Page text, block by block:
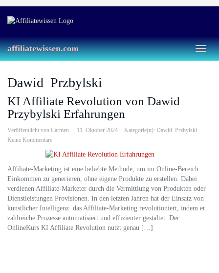
main
Toggle
affiliatewissen.com
Dawid Przbylski
KI Affiliate Revolution von Dawid
Przybylski Erfahrungen
Veröffentlicht von Carmen 11. Oktober 2024 Kategorie(n): Dawid Przbylski
Keine Kommentare
Affiliate-Marketing ist eine beliebte Methode, um im Online-Bereich
Einkommen zu generieren, ohne eigene Produkte zu erstellen. Dabei
verdienen Affiliate-Marketer durch die Vermittlung von Produkten oder
Dienstleistungen Provisionen. In den letzten Jahren hat der Einsatz von
künstlicher Intelligenz das Affiliate-Marketing revolutioniert, indem er
zahlreiche Prozesse automatisiert und effizienter gestaltet. Der
OnlineKurs KI Affiliate Revolution nutzt genau […]